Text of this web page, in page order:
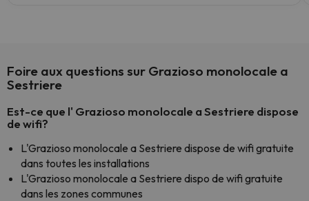
Foire aux questions sur Grazioso monolocale a
Sestriere
Est-ce que l' Grazioso monolocale a Sestriere dispose
de wifi?
L'Grazioso monolocale a Sestriere dispose de wifi gratuite
dans toutes les installations
L'Grazioso monolocale a Sestriere dispo de wifi gratuite
dans les zones communes